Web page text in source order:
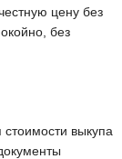
цену без
без
стоимости выкупа